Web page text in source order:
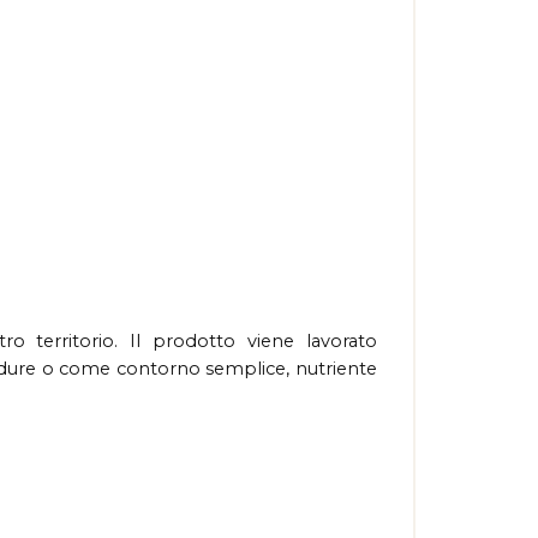
territorio. Il prodotto viene lavorato
o come contorno semplice, nutriente